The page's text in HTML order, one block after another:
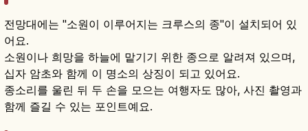
전망대에는 "소원이 이루어지는 크루스의 종"이 설치되어 있
어요.
소원이나 희망을 하늘에 맡기기 위한 종으로 알려져 있으며,
십자 암초와 함께 이 명소의 상징이 되고 있어요.
종소리를 울린 뒤 두 손을 모으는 여행자도 많아, 사진 촬영과
함께 즐길 수 있는 포인트예요.